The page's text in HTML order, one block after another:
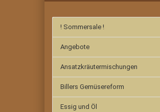
! Sommersale !
Angebote
Ansatzkräutermischungen
Billers Gemüsereform
Essig und Öl